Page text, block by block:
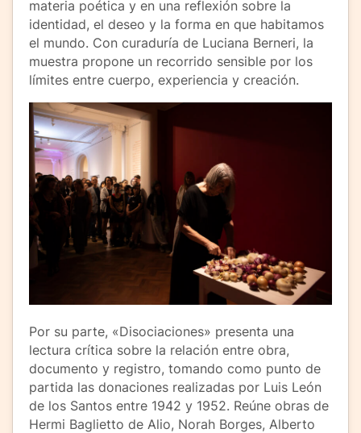
materia poética y en una reflexión sobre la
identidad, el deseo y la forma en que habitamos
el mundo. Con curaduría de Luciana Berneri, la
muestra propone un recorrido sensible por los
límites entre cuerpo, experiencia y creación.
Por su parte, «Disociaciones» presenta una
lectura crítica sobre la relación entre obra,
documento y registro, tomando como punto de
partida las donaciones realizadas por Luis León
de los Santos entre 1942 y 1952. Reúne obras de
Hermi Baglietto de Alio, Norah Borges, Alberto